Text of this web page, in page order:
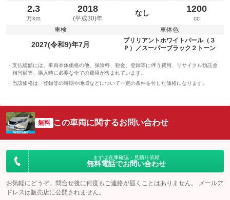
2.3
万km
2018
(平成30)年
なし 1200
cc
車検
2027(令和9)年7月
車体色
ブリリアントホワイトパール（３
Ｐ）／スーパーブラック２トーン
支払総額には、車両本体価格の他、保険料、税金、登録等に伴う費用、リサイクル預託金
相当額等、購入時に必要な全ての費用が含まれています。
当該価格は、登録等の時期や地域などについて一定の条件を付した価格になります。
無料 この車両に関するお問い合わせ
まずは在庫確認・見積り依頼
無料電話でお問い合わせ
お気軽にどうぞ。問合せ後に何度もご連絡が届くことはありません。 メールア
ドレスは販売店に公開されません。